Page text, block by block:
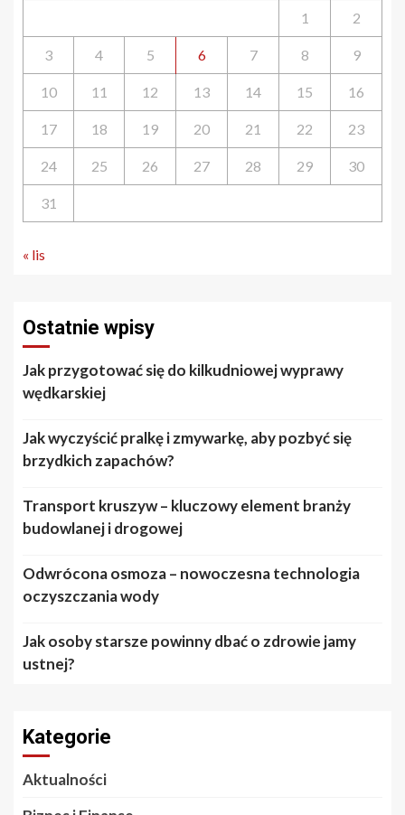
1 2
3 4 5 6 7 8 9
10 11 12 13 14 15 16
17 18 19 20 21 22 23
24 25 26 27 28 29 30
31
« lis
Ostatnie wpisy
Jak przygotować się do kilkudniowej wyprawy
wędkarskiej
Jak wyczyścić pralkę i zmywarkę, aby pozbyć się
brzydkich zapachów?
Transport kruszyw – kluczowy element branży
budowlanej i drogowej
Odwrócona osmoza – nowoczesna technologia
oczyszczania wody
Jak osoby starsze powinny dbać o zdrowie jamy
ustnej?
Kategorie
Aktualności